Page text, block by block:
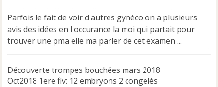
Parfois le fait de voir d autres gynéco on a plusieurs
avis des idées en l occurance la moi qui partait pour
trouver une pma elle ma parler de cet examen ...
Découverte trompes bouchées mars 2018
Oct2018 1ere fiv: 12 embryons 2 congelés